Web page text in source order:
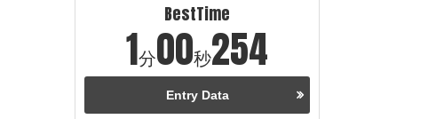
BestTime
1分00秒254
Entry Data